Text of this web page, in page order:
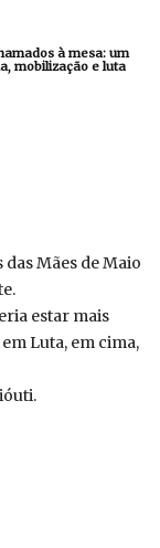
à mesa: um
mobilização e luta
Mães de Maio
estar mais
Luta, em cima,